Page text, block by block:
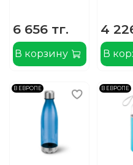
6 656 тг.
В корзину
4
В
В ЕВРОПЕ В ЕВРОПЕ